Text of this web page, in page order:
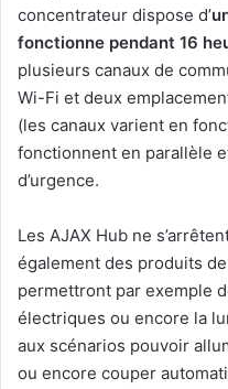
concentrateur dispose d’
fonctionne pendant 16
plusieurs canaux de
Wi-Fi et deux
(les canaux varient en
fonctionnent en parallèle
d’urgence.
Les AJAX Hub ne
également des produits
permettront par exemple
électriques ou encore la
aux scénarios pouvoir
ou encore couper